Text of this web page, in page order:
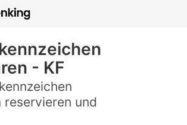
- KF
reservieren und